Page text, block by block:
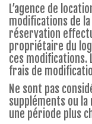
L’agence de
modifications de
réservation
propriétaire du
ces modifications.
frais de
Ne sont pas
suppléments ou
une période plus